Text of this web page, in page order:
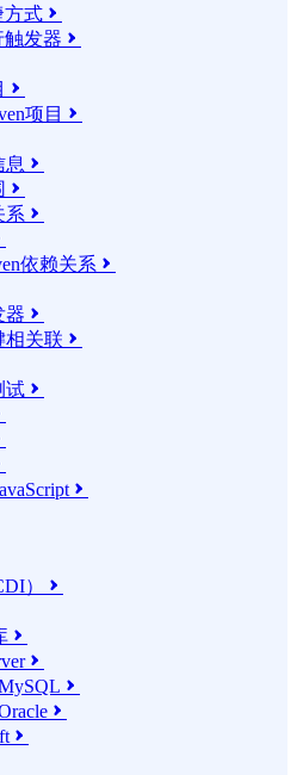
方式 
触发器 

项目 
息 

系 
依赖关系 
器 
相关联 
试 

） 




